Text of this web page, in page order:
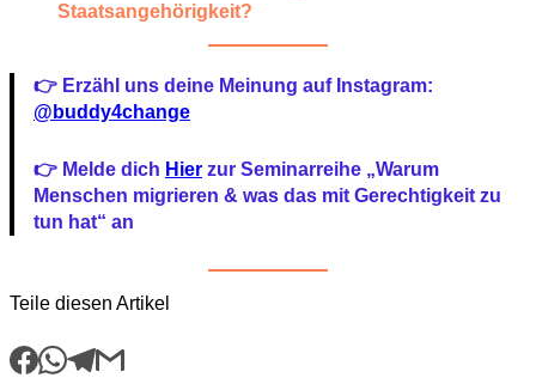
Staatsangehörigkeit?
👉 Erzähl uns deine Meinung auf Instagram:
@buddy4change
👉 Melde dich Hier zur Seminarreihe „Warum
Menschen migrieren & was das mit Gerechtigkeit zu
tun hat“ an
Teile diesen Artikel
Facebook
WhatsApp
Telegram
Mail